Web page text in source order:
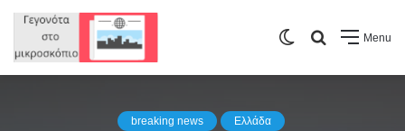
Menu
Search
Switch
breaking news Ελλάδα